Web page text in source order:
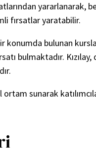
yararlanarak,
fırsatlar yaratabilir.
konumda bulunan
bulmaktadır.
sunarak